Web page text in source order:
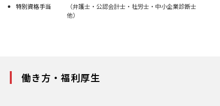
特別資格手当
（弁護士・公認会計士・社労士・中小企業診断士
他）
働き方・福利厚生